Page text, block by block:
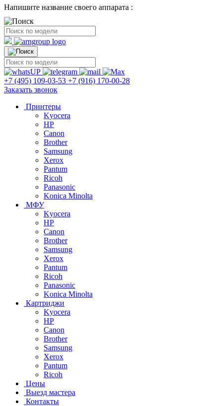
Напишите название своего аппарата :
+7 (495) 109-03-53 +7 (916) 170-00-28
Заказать звонок
Принтеры
Kyocera
HP
Canon
Brother
Samsung
Xerox
Pantum
Ricoh
Panasonic
Konica Minolta
МФУ
Kyocera
HP
Canon
Brother
Samsung
Xerox
Pantum
Ricoh
Panasonic
Konica Minolta
Картриджи
Kyocera
HP
Canon
Brother
Samsung
Xerox
Pantum
Ricoh
Цены
Выезд мастера
Контакты